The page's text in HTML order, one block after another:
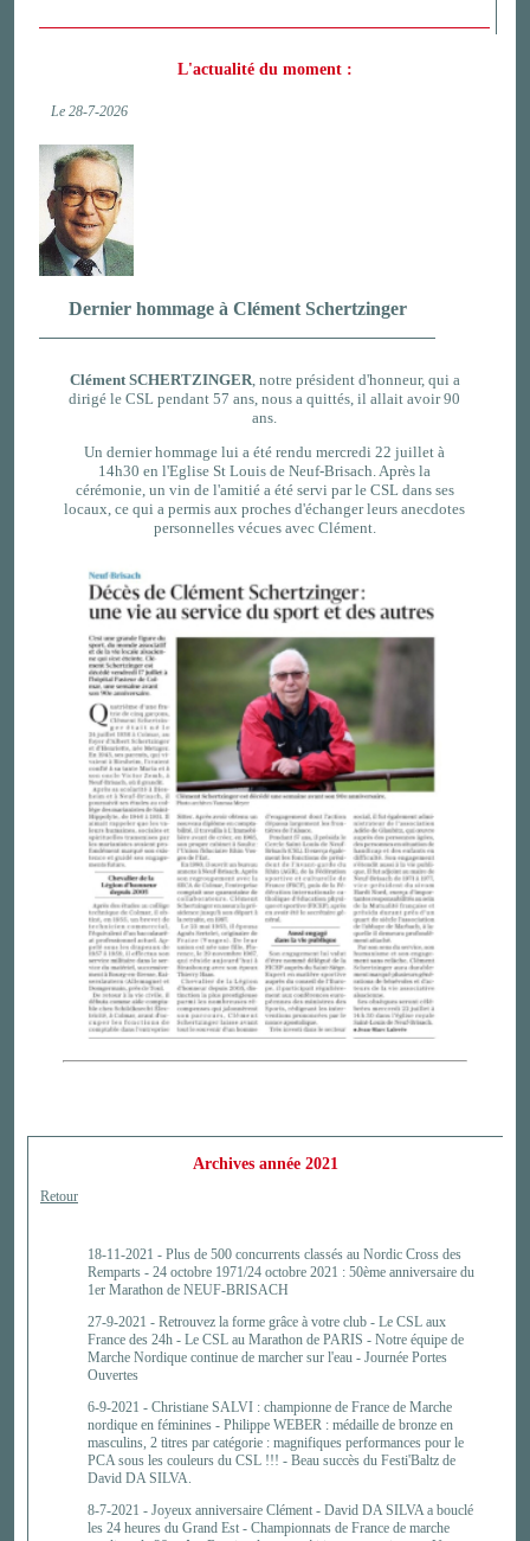
L'actualité du moment :
Le 28-7-2026
Dernier hommage à Clément Schertzinger
Clément SCHERTZINGER , notre président d'honneur, qui a
dirigé le CSL pendant 57 ans, nous a quittés, il allait avoir 90
ans.
Un dernier hommage lui a été rendu mercredi 22 juillet à
14h30 en l'Eglise St Louis de Neuf-Brisach. Après la
cérémonie, un vin de l'amitié a été servi par le CSL dans ses
locaux, ce qui a permis aux proches d'échanger leurs anecdotes
personnelles vécues avec Clément.
Archives année 2021
Retour
18-11-2021 - Plus de 500 concurrents classés au Nordic Cross des
Remparts - 24 octobre 1971/24 octobre 2021 : 50ème anniversaire du
1er Marathon de NEUF-BRISACH
27-9-2021 - Retrouvez la forme grâce à votre club - Le CSL aux
France des 24h - Le CSL au Marathon de PARIS - Notre équipe de
Marche Nordique continue de marcher sur l'eau - Journée Portes
Ouvertes
6-9-2021 - Christiane SALVI : championne de France de Marche
nordique en féminines - Philippe WEBER : médaille de bronze en
masculins, 2 titres par catégorie : magnifiques performances pour le
PCA sous les couleurs du CSL !!! - Beau succès du Festi'Baltz de
David DA SILVA.
8-7-2021 - Joyeux anniversaire Clément - David DA SILVA a bouclé
les 24 heures du Grand Est - Championnats de France de marche